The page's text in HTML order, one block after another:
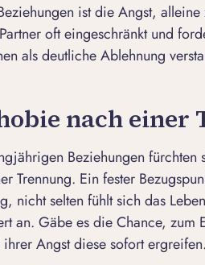
ist die Angst,
oft eingeschränkt und
als deutliche Ablehnung
nach einer
Beziehungen
Trennung. Ein fester
nicht selten fühlt sich das
an. Gäbe es die Chance, zum
Angst diese sofort ergreifen.